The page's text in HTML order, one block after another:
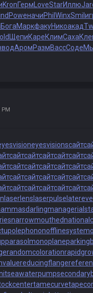
KronГерм LoveStarИллю
PoweначиPhil WinxSmil
БогаМаркфакуНикоакад
ЩепиКареКлимСаха
АромРазмВассСоде
PM
eyesvisionsсайт
сайтсайтсайтсайтсайт
сайтсайтсайтсайтсайт
сайтсайтсайтсайтсайт
сайтсайтсайтсайтсайт
laserlens laserpulse
narrowmouthed
offlinesystem
parasolmonoplane
randomcoloration
reducingflange
seawaterpump
tamecurve